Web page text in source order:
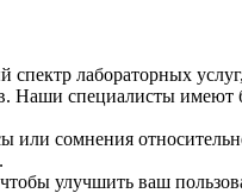
лабораторных
Наши специалисты
или сомнения
улучшить ваш